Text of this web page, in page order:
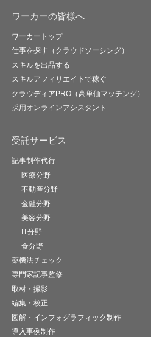
ワーカーの皆様へ
ワーカートップ
仕事を探す（クラウドソーシング）
スキルを出品する
スキルアフィリエイトで稼ぐ
クラウディアPRO（高単価マッチング）
採用オンラインアシスタント
受託サービス
記事制作代行
医療分野
不動産分野
金融分野
美容分野
IT分野
食分野
薬機法チェック
専門家記事監修
取材・撮影
編集・校正
図解・インフォグラフィック制作
導入事例制作